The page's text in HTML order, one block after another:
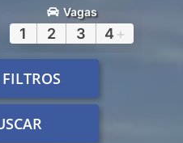
Vagas
1 2 3 4 +